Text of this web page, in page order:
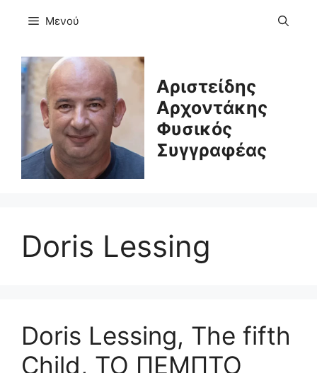
Μενού
Αριστείδης
Αρχοντάκης
Φυσικός
Συγγραφέας
Doris Lessing
Doris Lessing, The fifth
Child, ΤΟ ΠΕΜΠΤΟ